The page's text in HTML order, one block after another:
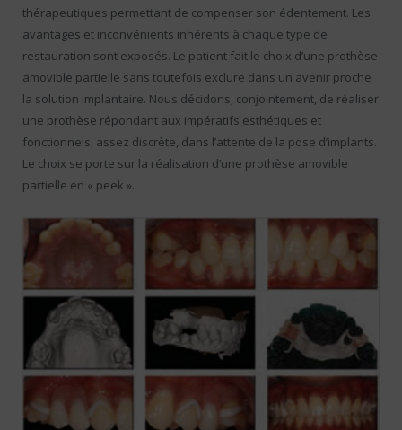
thérapeutiques permettant de compenser son édentement. Les
avantages et inconvénients inhérents à chaque type de
restauration sont exposés. Le patient fait le choix d’une prothèse
amovible partielle sans toutefois exclure dans un avenir proche
la solution implantaire. Nous décidons, conjointement, de réaliser
une prothèse répondant aux impératifs esthétiques et
fonctionnels, assez discrète, dans l’attente de la pose d’implants.
Le choix se porte sur la réalisation d’une prothèse amovible
partielle en « peek ».